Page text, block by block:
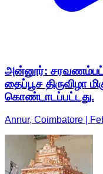
அன்னூர்:
தைப்பூச திருவிழா
கொண்டாடப்பட்டது.
Annur, Coimbatore |